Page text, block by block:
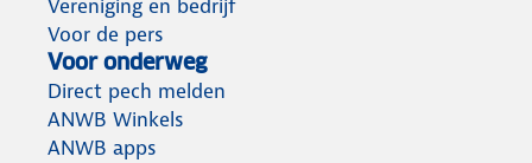
Vereniging en bedrijf
Voor de pers
Voor onderweg
Direct pech melden
ANWB Winkels
ANWB apps